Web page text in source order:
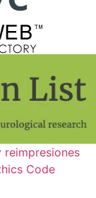
reimpresiones
Code